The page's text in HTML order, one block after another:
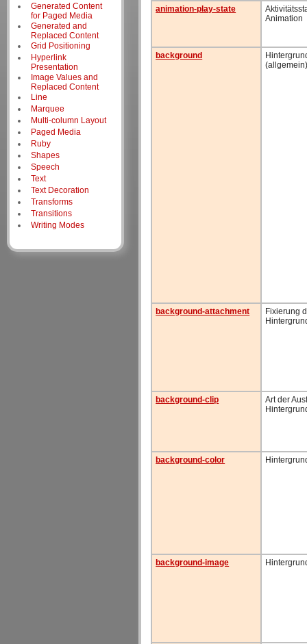
animation-play-state
Animation
background
background-attachment
Fixierung
background-clip
Art der
background-color
background-image
Generated Content
for Paged Media
Generated and
Replaced Content
Grid Positioning
Hyperlink
Presentation
Image Values and
Replaced Content
Line
Marquee
Multi-column Layout
Paged Media
Ruby
Shapes
Speech
Text
Text Decoration
Transforms
Transitions
Writing Modes